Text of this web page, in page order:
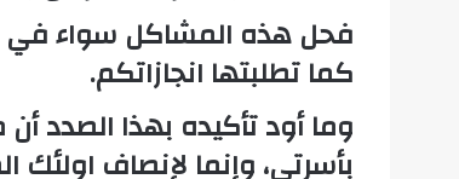
فحل هذه المشاكل سواء في
كما تطلبتها انجازاتكم.
وما أود تأكيده بهذا الصدد
بأسرتي، وإنما لإنصاف اولئك